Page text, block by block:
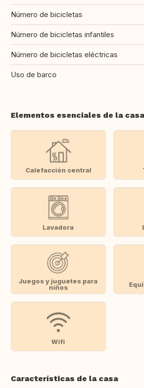
Número de bicicletas
Número de bicicletas infantiles
Número de bicicletas eléctricas
Uso de barco
Elementos esenciales de la casa
Calefacción central
Lavadora
Juegos y juguetes para
niños
Wifi
Características de la casa